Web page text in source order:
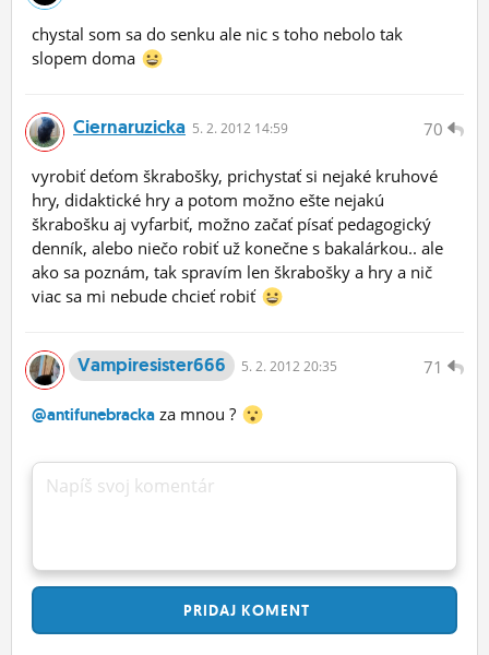
chystal som sa do senku ale nic s toho nebolo tak
slopem doma
70
Ciernaruzicka 5. 2. 2012 14:59
vyrobiť deťom škrabošky, prichystať si nejaké kruhové
hry, didaktické hry a potom možno ešte nejakú
škrabošku aj vyfarbiť, možno začať písať pedagogický
denník, alebo niečo robiť už konečne s bakalárkou.. ale
ako sa poznám, tak spravím len škrabošky a hry a nič
viac sa mi nebude chcieť robiť
71
Vampiresister666 5. 2. 2012 20:35
@antifunebracka za mnou ?
Napíš svoj komentár
PRIDAJ KOMENT